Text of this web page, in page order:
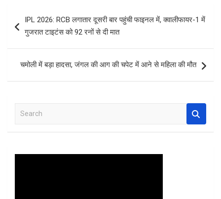
o
k
A
p
es
t
navigation
IPL 2026: RCB लगातार दूसरी बार पहुंची फाइनल में, क्वालीफायर-1 में
गुजरात टाइटंस को 92 रनों से दी मात
चमोली में बड़ा हादसा, जंगल की आग की चपेट में आने से महिला की मौत
a